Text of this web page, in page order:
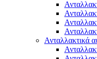
Ανταλλακτικά